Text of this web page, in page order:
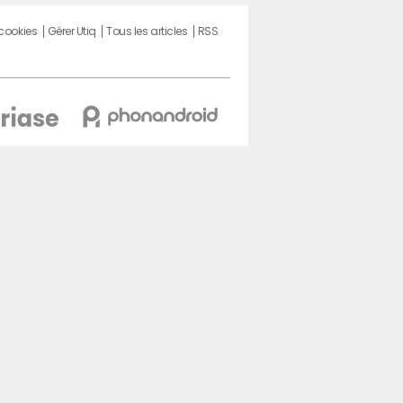
Gérer Utiq Tous les articles
RSS